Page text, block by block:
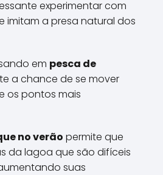
experimentar com
imitam a presa natural dos
em pesca de
a chance de se mover
os pontos mais
no verão permite que
da lagoa que são difíceis
suas